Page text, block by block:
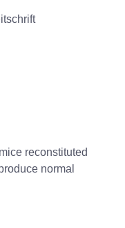
reconstituted
normal